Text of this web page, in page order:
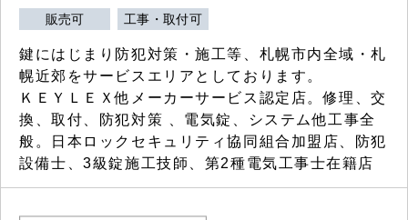
販売可 工事・取付可
鍵にはじまり防犯対策・施工等、札幌市内全域・札
幌近郊をサービスエリアとしております。
ＫＥＹＬＥＸ他メーカーサービス認定店。修理、交
換、取付、防犯対策 、電気錠、システム他工事全
般。日本ロックセキュリティ協同組合加盟店、防犯
設備士、3級錠施工技師、第2種電気工事士在籍店